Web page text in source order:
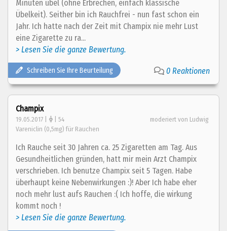
Minuten übel (ohne Erbrechen, einfach klassische
Übelkeit). Seither bin ich Rauchfrei - nun fast schon ein
Jahr. Ich hatte nach der Zeit mit Champix nie mehr Lust
eine Zigarette zu ra...
> Lesen Sie die ganze Bewertung.
Schreiben Sie Ihre Beurteilung 0 Reaktionen
Champix
19.05.2017 | | 54
moderiert von Ludwig
Vareniclin (0,5mg) für Rauchen
Ich Rauche seit 30 Jahren ca. 25 Zigaretten am Tag. Aus
Gesundheitlichen gründen, hatt mir mein Arzt Champix
verschrieben. Ich benutze Champix seit 5 Tagen. Habe
überhaupt keine Nebenwirkungen :)! Aber Ich habe eher
noch mehr lust aufs Rauchen :( Ich hoffe, die wirkung
kommt noch !
> Lesen Sie die ganze Bewertung.